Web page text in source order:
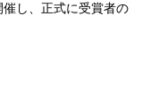
し、正式に受賞者の